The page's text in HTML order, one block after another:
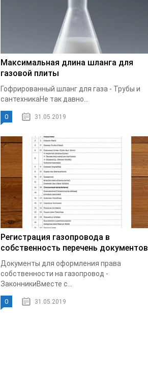
Максимальная длина шланга для
газовой плиты
Гофрированный шланг для газа - Трубы и
сантехникаНе так давно...
0 31.05.2019
Регистрация газопровода в
собственность перечень документов
Документы для оформления права
собственности на газопровод -
ЗаконникиВместе с...
0 31.05.2019